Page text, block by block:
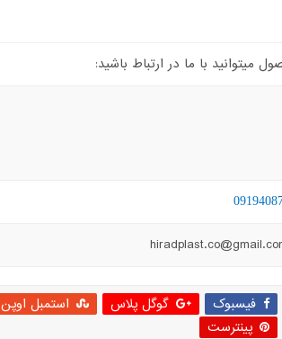
با ما در ارتباط باشید:
فیسبوک گوگل پلاس استمبل اوپن
پینترست